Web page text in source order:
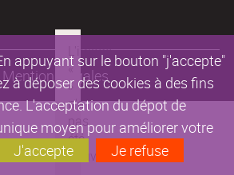
appuyant sur le bouton "j'accepte"
à déposer des cookies à des fins
L'acceptation du dépot de
moyen pour améliorer votre
J'accepte Je refuse
Mentions légales